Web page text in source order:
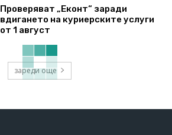
Проверяват „Еконт“ заради
вдигането на куриерските услуги
от 1 август
зареди още